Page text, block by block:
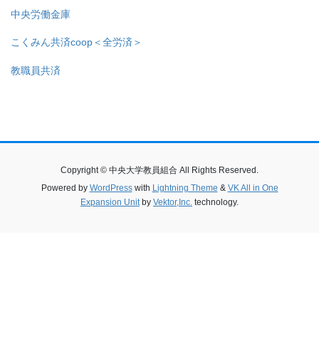
中央労働金庫
こくみん共済coop＜全労済＞
教職員共済
Copyright © 中央大学教員組合 All Rights Reserved.
Powered by WordPresswith Lightning Theme & VK All in One
Expansion Unit by Vektor,Inc. technology.